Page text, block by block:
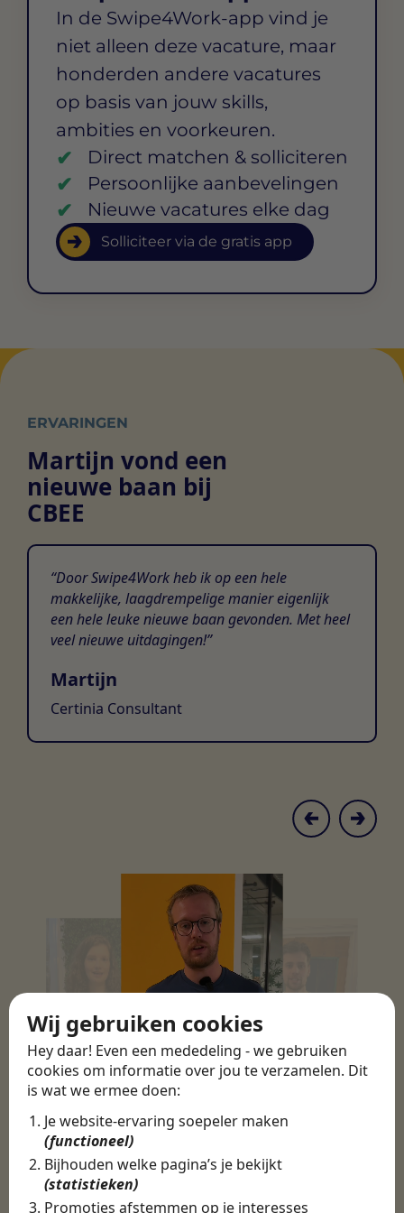
Wij gebruiken cookies
Hey daar! Even een mededeling - we gebruiken
cookies om informatie over jou te verzamelen. Dit
is wat we ermee doen:
Je website-ervaring soepeler maken
(functioneel)
Bijhouden welke pagina’s je bekijkt
(statistieken)
Promoties afstemmen op je interesses
In de Swipe4Work-app vind je
niet alleen deze vacature, maar
honderden andere vacatures
op basis van jouw skills,
ambities en voorkeuren.
Direct matchen & solliciteren
Persoonlijke aanbevelingen
Nieuwe vacatures elke dag
Solliciteer via de gratis app
ERVARINGEN
Martijn vond een
nieuwe baan bij
CBEE
Door Swipe4Work heb ik op een hele
makkelijke, laagdrempelige manier eigenlijk
een hele leuke nieuwe baan gevonden. Met heel
veel nieuwe uitdagingen!
Martijn
Certinia Consultant